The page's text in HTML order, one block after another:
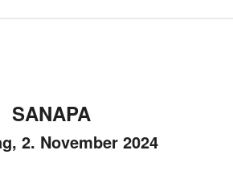
SANAPA
2. November 2024